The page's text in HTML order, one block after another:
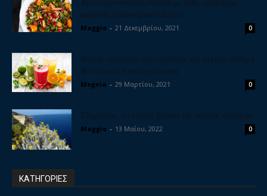
καρύδια, μπαλσάμικο και μέλι
Maggie - 21 Δεκεμβρίου, 2021 0
Φτιάξε σπιτικούς ηλεκτρολύτες για να έχεις δύναμη
& ενέργεια. Εύκολη συνταγή
Megeia - 29 Μαρτίου, 2021 0
Ελίχρυσος, το ισχυρό βότανο της αιώνιας νεότητας
Maggie - 13 Μαΐου, 2022 0
ΚΑΤΗΓΟΡΙΕΣ